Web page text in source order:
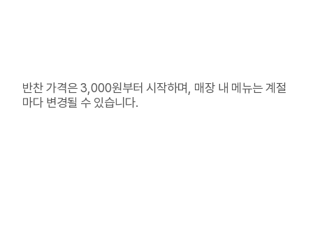
반찬 가격은 3,000원부터 시작하며, 매장 내 메뉴는 계절
마다 변경될 수 있습니다.